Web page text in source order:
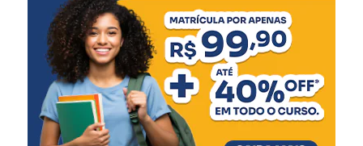
Em Santa Tereza, 24 famílias removidas de áreas sujeitas
a inundações não foram afetadas pelas cheias registradas
em julho. Em Estrela, a necessidade de remoções caiu de
600 para 60 famílias, enquanto em Encantado o número
foi reduzido de 350 para 89 famílias após as intervenções
preventivas.